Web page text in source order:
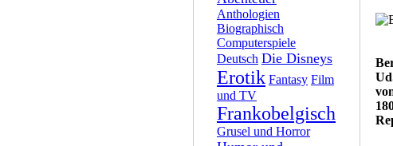
Anthologien
Biographisch
Computerspiele
Deutsch Die Disneys
Erotik Fantasy Film
und TV
Frankobelgisch
Grusel und Horror